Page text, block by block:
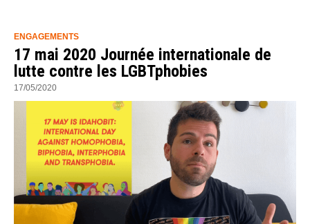
ENGAGEMENTS
17 mai 2020 Journée internationale de
lutte contre les LGBTphobies
17/05/2020